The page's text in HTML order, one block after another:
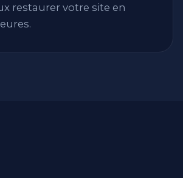
restaurer votre site en